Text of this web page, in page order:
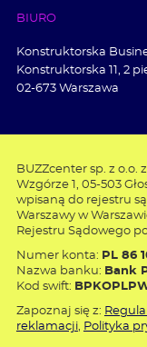
BIURO
Konstruktorska
Konstruktorska 11, 2
02-673 Warszawa
BUZZcenter sp. z o.o.
Wzgórze 1, 05-503
wpisaną do rejestru
Warszawy w
Rejestru Sądowego
Numer konta: PL 86
Nazwa banku: Bank
Kod swift:
Zapoznaj się z:
reklamacji, Polityka